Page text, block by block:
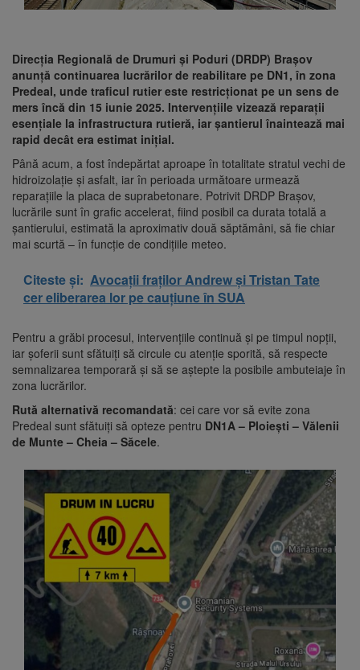
Direcția Regională de Drumuri și Poduri (DRDP) Brașov
anunță continuarea lucrărilor de reabilitare pe DN1, în zona
Predeal, unde traficul rutier este restricționat pe un sens de
mers încă din 15 iunie 2025. Intervențiile vizează reparații
esențiale la infrastructura rutieră, iar șantierul înaintează mai
rapid decât era estimat inițial.
Până acum, a fost îndepărtat aproape în totalitate stratul vechi de
hidroizolație și asfalt, iar în perioada următoare urmează
reparațiile la placa de suprabetonare. Potrivit DRDP Brașov,
lucrările sunt în grafic accelerat, fiind posibil ca durata totală a
șantierului, estimată la aproximativ două săptămâni, să fie chiar
mai scurtă – în funcție de condițiile meteo.
Citeste și: Avocații fraților Andrew și Tristan Tate
cer eliberarea lor pe cauțiune în SUA
Pentru a grăbi procesul, intervențiile continuă și pe timpul nopții,
iar șoferii sunt sfătuiți să circule cu atenție sporită, să respecte
semnalizarea temporară și să se aștepte la posibile ambuteiaje în
zona lucrărilor.
Rută alternativă recomandată: cei care vor să evite zona
Predeal sunt sfătuiți să opteze pentru DN1A – Ploiești – Vălenii
de Munte – Cheia – Săcele.